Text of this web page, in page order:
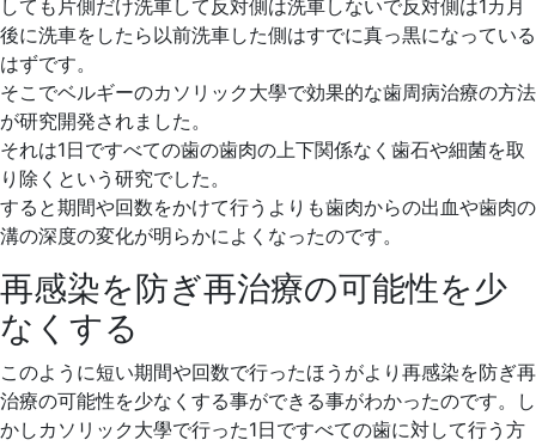
しても片側だけ洗車して反対側は洗車しないで反対側は1カ月
後に洗車をしたら以前洗車した側はすでに真っ黒になっている
はずです。
そこでベルギーのカソリック大學で効果的な歯周病治療の方法
が研究開発されました。
それは1日ですべての歯の歯肉の上下関係なく歯石や細菌を取
り除くという研究でした。
すると期間や回数をかけて行うよりも歯肉からの出血や歯肉の
溝の深度の変化が明らかによくなったのです。
再感染を防ぎ再治療の可能性を少
なくする
このように短い期間や回数で行ったほうがより再感染を防ぎ再
治療の可能性を少なくする事ができる事がわかったのです。し
かしカソリック大學で行った1日ですべての歯に対して行う方